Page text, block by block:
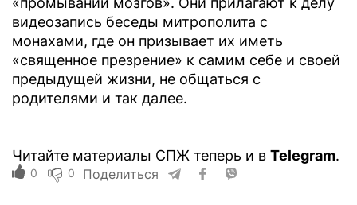
видеозапись беседы митрополита с
монахами, где он призывает их иметь
«священное презрение» к самим себе и своей
предыдущей жизни, не общаться с
родителями и так далее.
Читайте материалы СПЖ теперь и в Telegram.
0 0 Поделиться